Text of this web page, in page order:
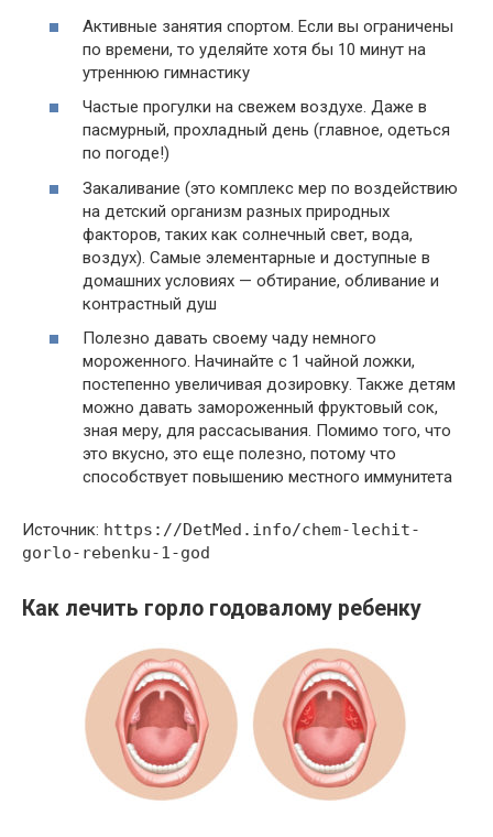
Активные занятия спортом. Если вы ограничены
по времени, то уделяйте хотя бы 10 минут на
утреннюю гимнастику
Частые прогулки на свежем воздухе. Даже в
пасмурный, прохладный день (главное, одеться
по погоде!)
Закаливание (это комплекс мер по воздействию
на детский организм разных природных
факторов, таких как солнечный свет, вода,
воздух). Самые элементарные и доступные в
домашних условиях — обтирание, обливание и
контрастный душ
Полезно давать своему чаду немного
мороженного. Начинайте с 1 чайной ложки,
постепенно увеличивая дозировку. Также детям
можно давать замороженный фруктовый сок,
зная меру, для рассасывания. Помимо того, что
это вкусно, это еще полезно, потому что
способствует повышению местного иммунитета
Источник: https://DetMed.info/chem-lechit-
gorlo-rebenku-1-god
Как лечить горло годовалому ребенку